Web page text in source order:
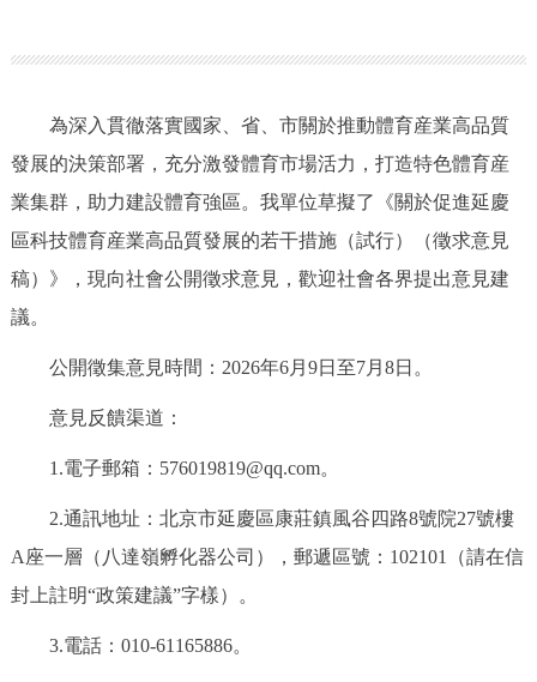
決策公開 專題公開
政務服務
便民服務 利企服務 投資項目
12345網上接訴即辦 我要諮詢 我要建議
參與調查
為深入貫徹落實國家、省、市關於推動體育産業高品質
發展的決策部署，充分激發體育市場活力，打造特色體育産
業集群，助力建設體育強區。我單位草擬了《關於促進延慶
區科技體育産業高品質發展的若干措施（試行）（徵求意見
稿）》，現向社會公開徵求意見，歡迎社會各界提出意見建
議。
公開徵集意見時間：2026年6月9日至7月8日。
意見反饋渠道：
1.電子郵箱：576019819@qq.com。
2.通訊地址：北京市延慶區康莊鎮風谷四路8號院27號樓
A座一層（八達嶺孵化器公司），郵遞區號：102101（請在信
封上註明“政策建議”字樣）。
3.電話：010-61165886。